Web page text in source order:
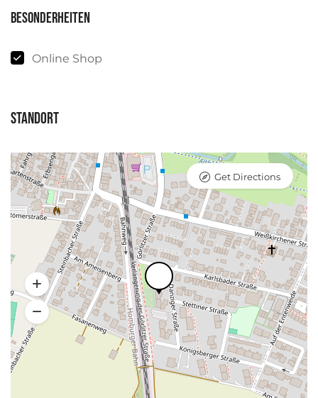
Besonderheiten
Online Shop
Standort
Get Directions